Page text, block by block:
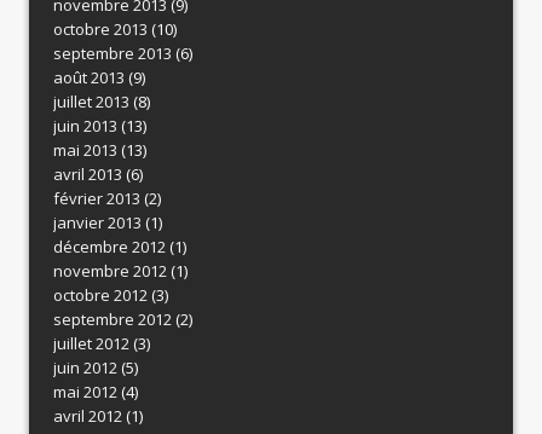
novembre 2013 (9)
octobre 2013 (10)
septembre 2013 (6)
août 2013 (9)
juillet 2013 (8)
juin 2013 (13)
mai 2013 (13)
avril 2013 (6)
février 2013 (2)
janvier 2013 (1)
décembre 2012(1)
novembre 2012(1)
octobre 2012(3)
septembre 2012(2)
juillet 2012(3)
juin 2012(5)
mai 2012(4)
avril 2012(1)